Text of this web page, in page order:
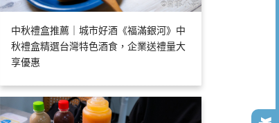
中秋禮盒推薦｜城市好酒《福滿銀河》中
秋禮盒精選台灣特色酒食，企業送禮量大
享優惠